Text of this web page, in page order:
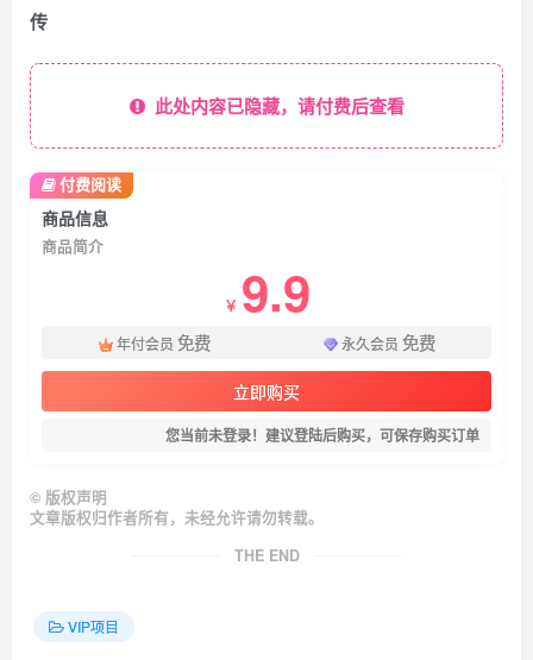
传
此处内容已隐藏，请付费后查看
商品信息
商品简介
￥ 9.9
年付会员 免费 永久会员 免费
立即购买
您当前未登录！建议登陆后购买，可保存购买订单
付费阅读
© 版权声明
文章版权归作者所有，未经允许请勿转载。
THE END
VIP项目